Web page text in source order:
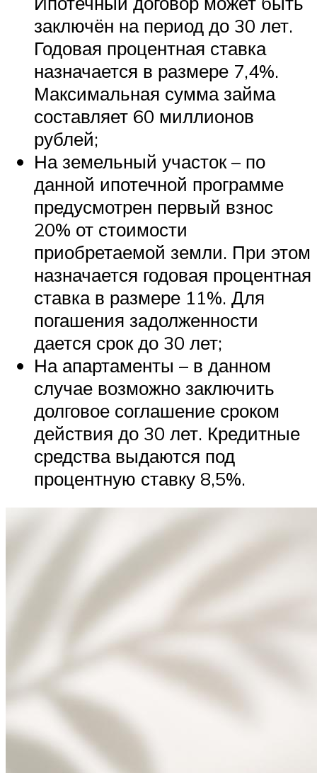
заключён на период до 30 лет.
Годовая процентная ставка
назначается в размере 7,4%.
Максимальная сумма займа
составляет 60 миллионов
рублей;
На земельный участок – по
данной ипотечной программе
предусмотрен первый взнос
20% от стоимости
приобретаемой земли. При этом
назначается годовая процентная
ставка в размере 11%. Для
погашения задолженности
дается срок до 30 лет;
На апартаменты – в данном
случае возможно заключить
долговое соглашение сроком
действия до 30 лет. Кредитные
средства выдаются под
процентную ставку 8,5%.